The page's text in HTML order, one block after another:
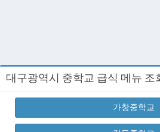
대구광역시 중학교 급식 메뉴 조
가창중학교